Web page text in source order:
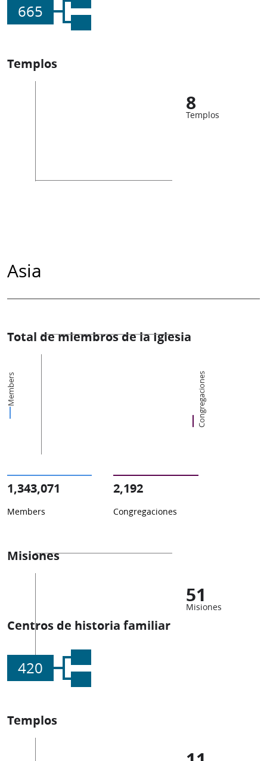
665
Templos
8
Templos
Asia
Total de miembros de la Iglesia
Members Congregaciones
1,343,071
Members
2,192
Congregaciones
Misiones
51
Misiones
Centros de historia familiar
420
Templos